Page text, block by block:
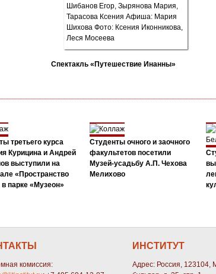
Спектакль «Путешествие Инанны»
третьего курса
Курицина и Андрей
выступили на
«Пространство
парке «Музеон»
Студенты очного и заочного
факультетов посетили
Музей-усадьбу А.П. Чехова
Мелихово
комиссия:
ИНСТИТУТ
Адрес: Россия, 123104,